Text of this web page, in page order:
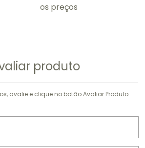
os preços
produto
avalie e clique no botão Avaliar Produto.